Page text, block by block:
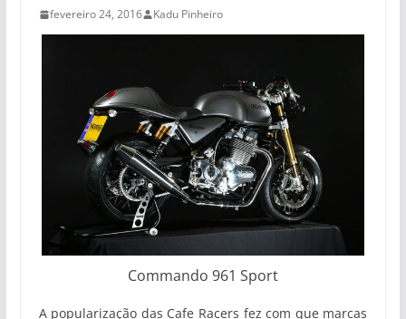
fevereiro 24, 2016 Kadu Pinheiro
Commando 961 Sport
A popularização das Cafe Racers fez com que marcas